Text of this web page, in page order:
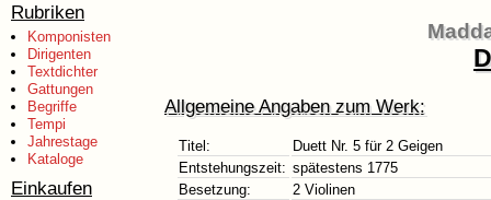
Rubriken
Komponisten
Dirigenten
Textdichter
Gattungen
Begriffe
Tempi
Jahrestage
Kataloge
Einkaufen
Allgemeine Angaben zum Werk:
Titel:
Duett Nr. 5 für 2 Geigen
Entstehungszeit: spätestens 1775
Besetzung:
2 Violinen